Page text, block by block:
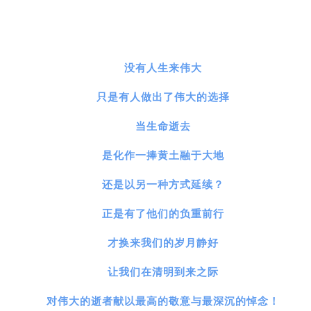
没有人生来伟大
只是有人做出了伟大的选择
当生命逝去
是化作一捧黄土融于大地
还是以另一种方式延续？
正是有了他们的负重前行
才换来我们的岁月静好
让我们在清明到来之际
对伟大的逝者献以最高的敬意与最深沉的悼念！